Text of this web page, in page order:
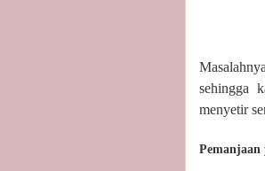
sehingga
menyetir
Pemanjaan